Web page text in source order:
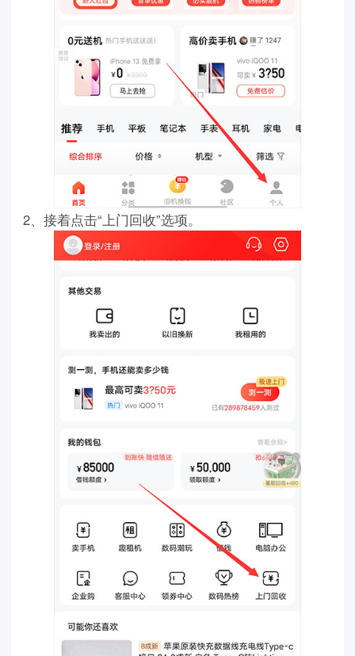
2、接着点击“上门回收”选项。